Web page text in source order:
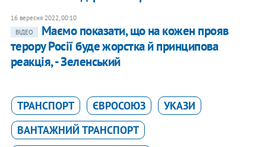
16 вересня 2022, 00:10
ВІДЕО
Маємо показати, що на кожен прояв
терору Росії буде жорстка й принципова
реакція, - Зеленський
ТРАНСПОРТ ЄВРОСОЮЗ
УКАЗИ
ВАНТАЖНИЙ ТРАНСПОРТ